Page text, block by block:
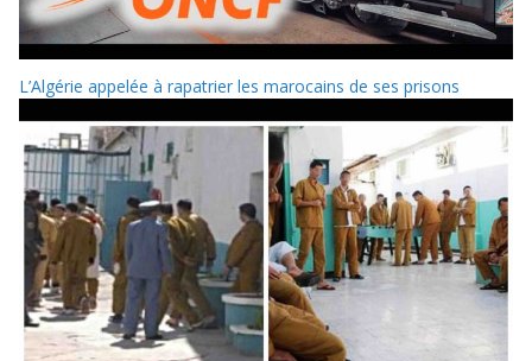
L’Algérie appelée à rapatrier les marocains de ses prisons